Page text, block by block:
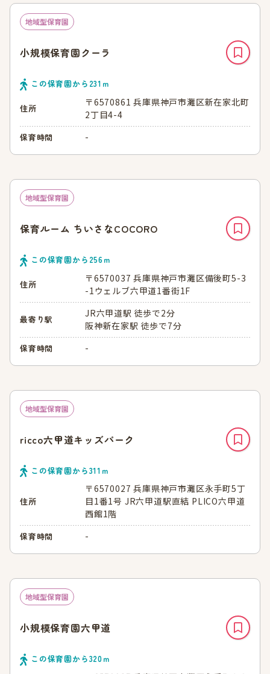
地域型保育園
小規模保育園クーラ
この保育園から 231 ｍ
住所
〒6570861 兵庫県神戸市灘区新在家北町
2丁目4-4
保育時間 -
地域型保育園
保育ルーム ちいさなCOCORO
この保育園から 256ｍ
住所
〒6570037 兵庫県神戸市灘区備後町5-3
-1ウェルブ六甲道1番街1F
最寄り駅
JR六甲道駅 徒歩で2分
阪神新在家駅 徒歩で7分
保育時間 -
地域型保育園
ricco六甲道キッズパーク
この保育園から311 ｍ
住所
〒6570027 兵庫県神戸市灘区永手町5丁
目1番1号 JR六甲道駅直結 PLICO六甲道
西館1階
保育時間 -
地域型保育園
小規模保育園六甲道
この保育園から320ｍ